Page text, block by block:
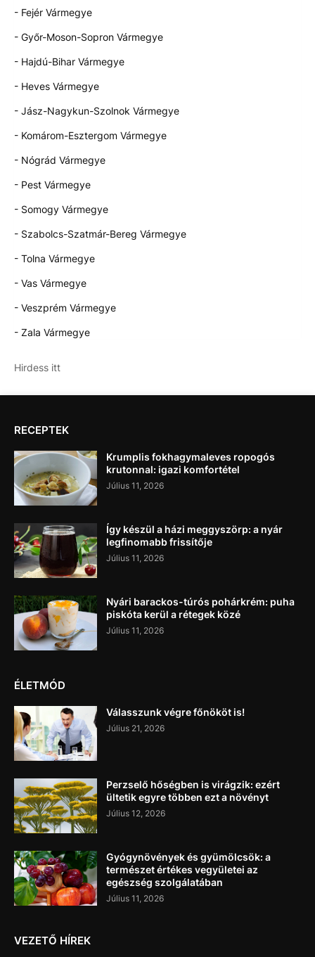
- Fejér Vármegye
- Győr-Moson-Sopron Vármegye
- Hajdú-Bihar Vármegye
- Heves Vármegye
- Jász-Nagykun-Szolnok Vármegye
- Komárom-Esztergom Vármegye
- Nógrád Vármegye
- Pest Vármegye
- Somogy Vármegye
- Szabolcs-Szatmár-Bereg Vármegye
- Tolna Vármegye
- Vas Vármegye
- Veszprém Vármegye
- Zala Vármegye
Hirdess itt
RECEPTEK
Krumplis fokhagymaleves ropogós
krutonnal: igazi komfortétel
Július 11, 2026
Így készül a házi meggyszörp: a nyár
legfinomabb frissítője
Július 11, 2026
Nyári barackos-túrós pohárkrém: puha
piskóta kerül a rétegek közé
Július 11, 2026
ÉLETMÓD
Válasszunk végre főnököt is!
Július 21, 2026
Perzselő hőségben is virágzik: ezért
ültetik egyre többen ezt a növényt
Július 12, 2026
Gyógynövények és gyümölcsök: a
természet értékes vegyületei az
egészség szolgálatában
Július 11, 2026
VEZETŐ HÍREK